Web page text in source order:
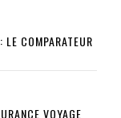
LE COMPARATEUR
VOYAGE